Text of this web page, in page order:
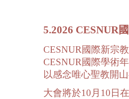
5.2026 CESNUR
CESNUR國際新宗
CESNUR國際學術
以感念唯心聖教開
大會將於10月10日